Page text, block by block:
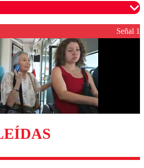
son moderados para garantizar un
diálogo respetuoso.
Enviar comentario
Señal 1